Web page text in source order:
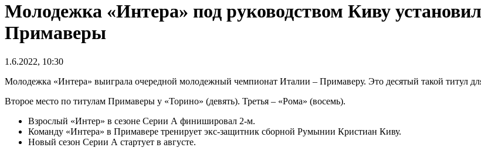
Молодежка «Интера» под руководством Киву
Примаверы
1.6.2022, 10:30
Молодежка «Интера» выиграла очередной молодежный чемпионат Италии – Примаверу. Это десятый такой титул
Второе место по титулам Примаверы у «Торино» (девять). Третья – «Рома» (восемь).
Взрослый «Интер» в сезоне Серии А финишировал 2-м.
Команду «Интера» в Примавере тренирует экс-защитник сборной Румынии Кристиан Киву.
Новый сезон Серии А стартует в августе.